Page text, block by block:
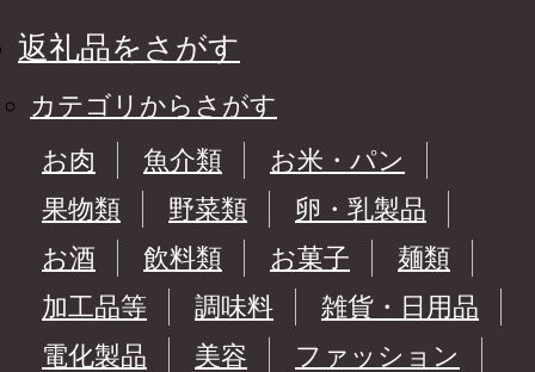
返礼品をさがす
カテゴリからさがす
お肉
魚介類
お米・パン
果物類
野菜類
卵・乳製品
お酒
飲料類 お菓子
麺類
加工品等
調味料
雑貨・日用品
電化製品
美容
ファッション